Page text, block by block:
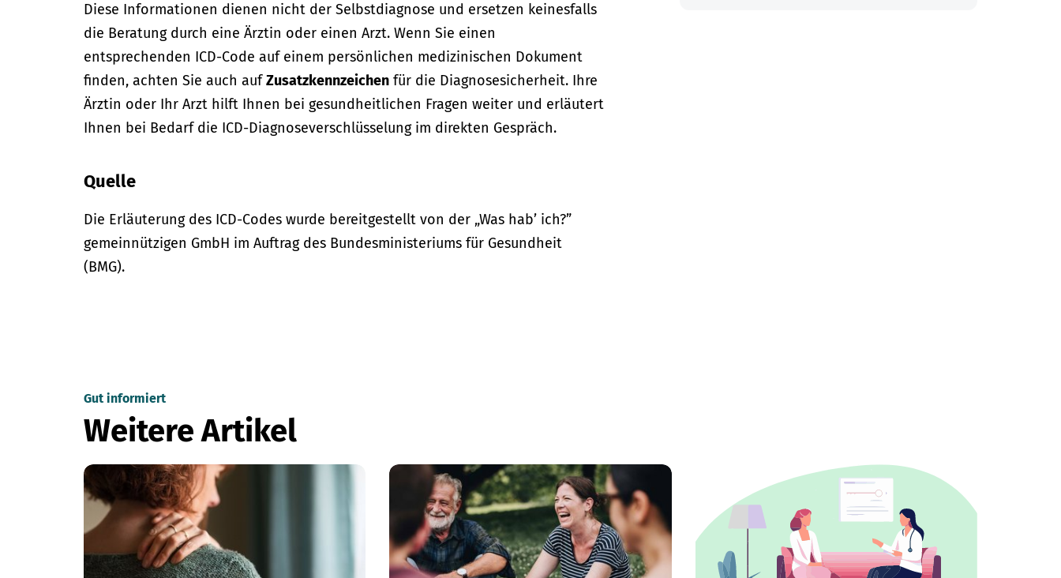
Diese Informationen dienen nicht der Selbstdiagnose und ersetzen keinesfalls
die Beratung durch eine Ärztin oder einen Arzt. Wenn Sie einen
entsprechenden ICD-Code auf einem persönlichen medizinischen Dokument
finden, achten Sie auch aufZusatzkennzeichen für die Diagnosesicherheit. Ihre
Ärztin oder Ihr Arzt hilft Ihnen bei gesundheitlichen Fragen weiter und erläutert
Ihnen bei Bedarf die ICD-Diagnoseverschlüsselung im direkten Gespräch.
Quelle
Die Erläuterung des ICD-Codes wurde bereitgestellt von der „Was hab’ ich?”
gemeinnützigen GmbH im Auftrag des Bundesministeriums für Gesundheit
(BMG).
Gut informiert
Weitere Artikel